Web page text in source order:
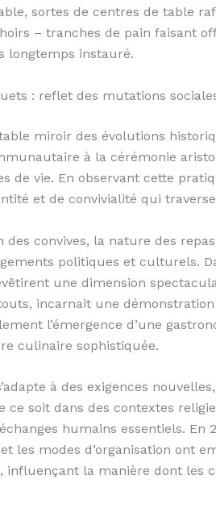
sortes de centres de table
– tranches de pain faisant
longtemps instauré.
: reflet des mutations
miroir des évolutions
à la cérémonie
de vie. En observant cette
et de convivialité qui
convives, la nature des
politiques et culturels.
une dimension
incarnait une démonstration
l’émergence d’une
culinaire sophistiquée.
à des exigences
ce soit dans des contextes
humains essentiels. En
les modes d’organisation ont
influençant la manière dont les